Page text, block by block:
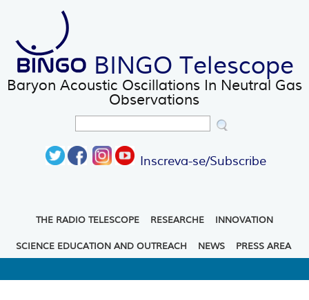
BINGO Telescope
Baryon Acoustic Oscillations In Neutral Gas
Observations
Search formSearch
Inscreva-se/Subscribe
Main menu
THE RADIO TELESCOPE RESEARCHE INNOVATION
SCIENCE EDUCATION AND OUTREACH NEWS PRESS AREA